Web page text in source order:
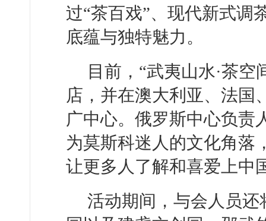
过“茶百戏”、现代新式调
底蕴与独特魅力。
目前，“武夷山水·茶
店，并在澳大利亚、法国
广中心。俄罗斯中心负责
为莫斯科迷人的文化角落
让更多人了解和喜爱上中
活动期间，与会人员